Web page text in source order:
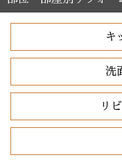
キ
洗
リ